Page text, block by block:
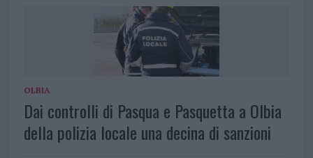
OLBIA
Dai controlli di Pasqua e Pasquetta a Olbia
della polizia locale una decina di sanzioni